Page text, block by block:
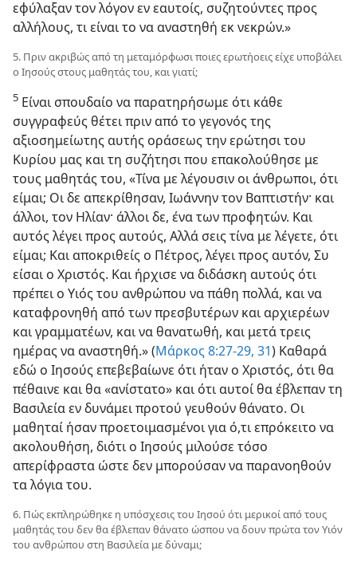
εφύλαξαν τον λόγον εν εαυτοίς, συζητούντες προς
αλλήλους, τι είναι το να αναστηθή εκ νεκρών.»
5. Πριν ακριβώς από τη μεταμόρφωσι ποιες ερωτήοεις είχε υποβάλει
ο Ιησούς στους μαθητάς του, και γιατί;
5 Είναι σπουδαίο να παρατηρήσωμε ότι κάθε
συγγραφεύς θέτει πριν από το γεγονός της
αξιοσημείωτης αυτής οράσεως την ερώτησι του
Κυρίου μας και τη συζήτησι που επακολούθησε με
τους μαθητάς του, «Τίνα με λέγουσιν οι άνθρωποι, ότι
είμαι; Οι δε απεκρίθησαν, Ιωάννην τον Βαπτιστήν· και
άλλοι, τον Ηλίαν· άλλοι δε, ένα των προφητών. Και
αυτός λέγει προς αυτούς, Αλλά σεις τίνα με λέγετε, ότι
είμαι; Και αποκριθείς ο Πέτρος, λέγει προς αυτόν, Συ
είσαι ο Χριστός. Και ήρχισε να διδάσκη αυτούς ότι
πρέπει ο Υιός του ανθρώπου να πάθη πολλά, και να
καταφρονηθή από των πρεσβυτέρων και αρχιερέων
και γραμματέων, και να θανατωθή, και μετά τρεις
ημέρας να αναστηθή.» (Μάρκος 8:27-29, 31) Καθαρά
εδώ ο Ιησούς επεβεβαίωνε ότι ήταν ο Χριστός, ότι θα
πέθαινε και θα «ανίστατο» και ότι αυτοί θα έβλεπαν τη
Βασιλεία εν δυνάμει προτού γευθούν θάνατο. Οι
μαθηταί ήσαν προετοιμασμένοι για ό,τι επρόκειτο να
ακολουθήση, διότι ο Ιησούς μιλούσε τόσο
απερίφραστα ώστε δεν μπορούσαν να παρανοηθούν
τα λόγια του.
6. Πώς εκπληρώθηκε η υπόσχεσις του Ιησού ότι μερικοί από τους
μαθητάς του δεν θα έβλεπαν θάνατο ώσπου να δουν πρώτα τον Υιόν
του ανθρώπου στη Βασιλεία με δύναμι;